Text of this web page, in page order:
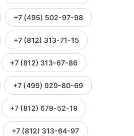
+7 (495) 502-97-98
+7 (812) 313-71-15
+7 (812) 313-67-86
+7 (499) 929-80-69
+7 (812) 679-52-19
+7 (812) 313-64-97